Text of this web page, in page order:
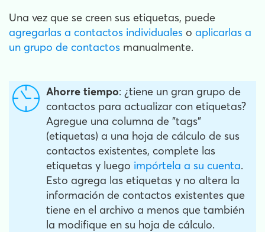
Una vez que se creen sus etiquetas, puede
agregarlas a contactos individuales o aplicarlas a
un grupo de contactos manualmente.
Ahorre tiempo: ¿tiene un gran grupo de
contactos para actualizar con etiquetas?
Agregue una columna de "tags"
(etiquetas) a una hoja de cálculo de sus
contactos existentes, complete las
etiquetas y luego impórtela a su cuenta.
Esto agrega las etiquetas y no altera la
información de contactos existentes que
tiene en el archivo a menos que también
la modifique en su hoja de cálculo.